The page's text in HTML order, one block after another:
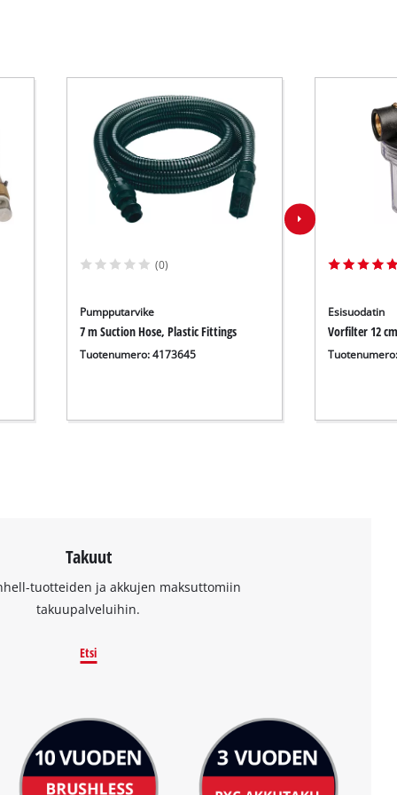
(0)
Pumpputarvike
7 m Suction Hose, Plastic Fittings
Tuotenumero: 4173645
Esisuodatin
Vorfilter 12 cm
Takuut
tuotteiden ja akkujen maksuttomiin
takuupalveluihin.
Etsi